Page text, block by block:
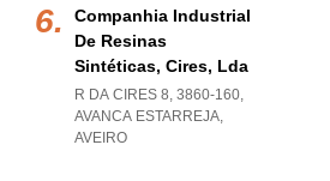
Companhia Industrial
De Resinas
Sintéticas, Cires, Lda
R DA CIRES 8, 3860-160,
AVANCA ESTARREJA,
AVEIRO